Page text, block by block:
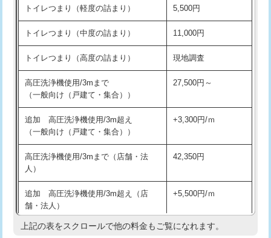
トイレつまり（軽度の詰まり） 5,500円
トイレつまり（中度の詰まり） 11,000円
トイレつまり（高度の詰まり） 現地調査
高圧洗浄機使用/3mまで
（一般向け（戸建て・集合））
27,500円～
追加 高圧洗浄機使用/3m超え
（一般向け（戸建て・集合））
+3,300円/ｍ
高圧洗浄機使用/3mまで（店舗・法
人）
42,350円
追加 高圧洗浄機使用/3m超え（店
舗・法人）
+5,500円/ｍ
高度高圧洗浄換 現地調査
上記の表をスクロールで他の料金もご覧になれます。